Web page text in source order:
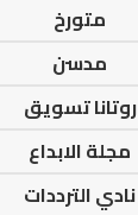
متورخ
مدسن
روتانا تسويق
مجلة الابداع
نادي الترددات